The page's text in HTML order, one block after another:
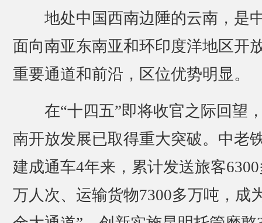
地处中国西南边陲的云南，是
面向南亚东南亚和环印度洋地区开
重要通道和前沿，区位优势明显。
在“十四五”即将收官之际回望
南开放发展已取得重大突破。中老
建成通车4年来，累计发送旅客
万人次、运输货物7300多万吨，成